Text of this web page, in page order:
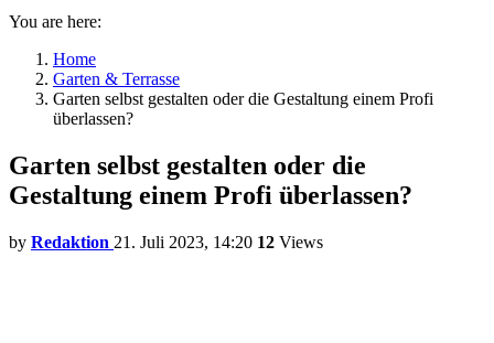
You are here:
Home
Garten & Terrasse
Garten selbst gestalten oder die Gestaltung einem Profi
überlassen?
Garten selbst gestalten oder die
Gestaltung einem Profi überlassen?
by Redaktion 21. Juli 2023, 14:20 12 Views